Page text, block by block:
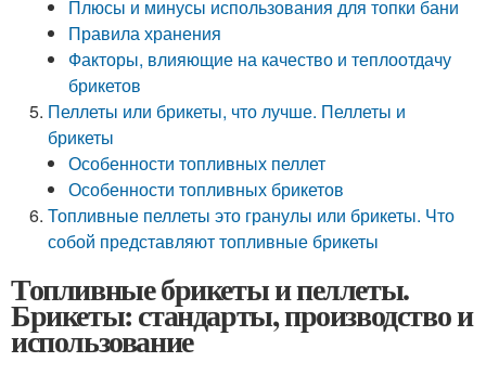
Плюсы и минусы использования для топки бани
Правила хранения
Факторы, влияющие на качество и теплоотдачу
брикетов
Пеллеты или брикеты, что лучше. Пеллеты и
брикеты
Особенности топливных пеллет
Особенности топливных брикетов
Топливные пеллеты это гранулы или брикеты. Что
собой представляют топливные брикеты
Топливные брикеты и пеллеты.
Брикеты: стандарты, производство и
использование